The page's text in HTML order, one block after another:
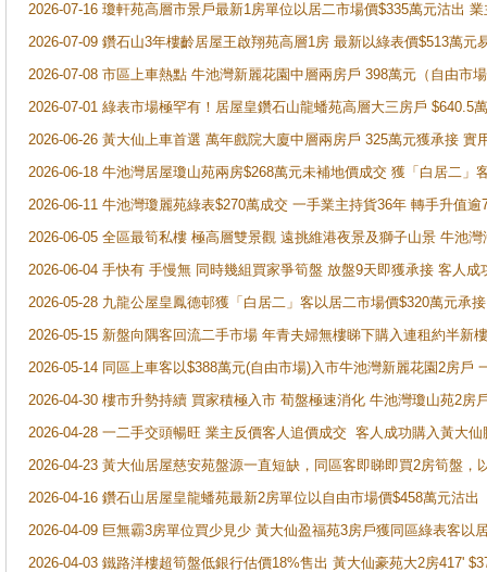
2026-07-16 瓊軒苑高層市景戶最新1房單位以居二市場價$335萬元沽出
2026-07-09 鑽石山3年樓齡居屋王啟翔苑高層1房 最新以綠表價$513萬元
2026-07-08 市區上車熱點 牛池灣新麗花園中層兩房戶 398萬元（自由市
2026-07-01 綠表市場極罕有！居屋皇鑽石山龍蟠苑高層大三房戶
2026-06-26 黃大仙上車首選 萬年戲院大廈中層兩房戶 325萬元獲承接 實
2026-06-18 牛池灣居屋瓊山苑兩房$268萬元未補地價成交 獲「白居二」
2026-06-11 牛池灣瓊麗苑綠表$270萬成交 一手業主持貨36年 轉手升值逾
2026-06-05 全區最筍私樓 極高層雙景觀 遠挑維港夜景及獅子山景 牛池
2026-06-04 手快有 手慢無 同時幾組買家爭筍盤 放盤9天即獲承接 客人
2026-05-28 九龍公屋皇鳳德邨獲「白居二」客以居二市場價$320萬元承接
2026-05-15 新盤向隅客回流二手市場 年青夫婦無樓睇下購入連租約半新
2026-05-14 同區上車客以$388萬元(自由市場)入市牛池灣新麗花園2房戶
2026-04-30 樓市升勢持續 買家積極入市 荀盤極速消化 牛池灣瓊山苑2房
2026-04-28 一二手交頭暢旺 業主反價客人追價成交 客人成功購入黃大
2026-04-23 黃大仙居屋慈安苑盤源一直短缺，同區客即睇即買2房筍盤，
2026-04-16 鑽石山居屋皇龍蟠苑最新2房單位以自由市場價$458萬元沽出
2026-04-09 巨無霸3房單位買少見少 黃大仙盈福苑3房戶獲同區綠表客以
2026-04-03 鐵路洋樓超筍盤低銀行估價18%售出 黃大仙豪苑大2房417'